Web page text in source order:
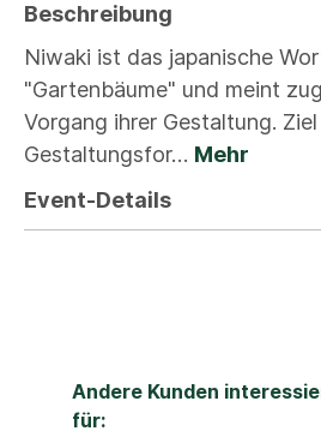
Beschreibung
Niwaki ist das japanische
"Gartenbäume" und meint
Vorgang ihrer Gestaltung.
Gestaltungsfor… Mehr
Event-Details
Andere Kunden
für: